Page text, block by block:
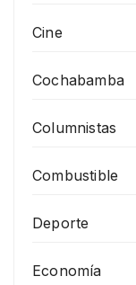
Cine
Cochabamba
Columnistas
Combustible
Deporte
Economía